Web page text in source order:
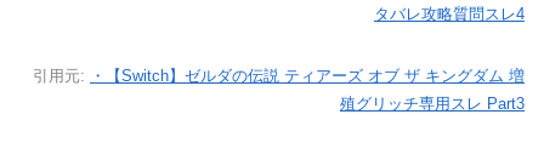
タバレ攻略質問スレ4
引用元:
・【Switch】ゼルダの伝説 ティアーズ オブ ザ キングダム 増
殖グリッチ専用スレ Part3